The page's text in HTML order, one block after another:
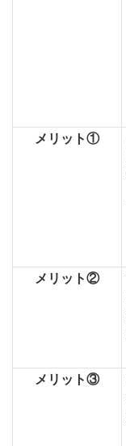
メリット①
メリット②
メリット③